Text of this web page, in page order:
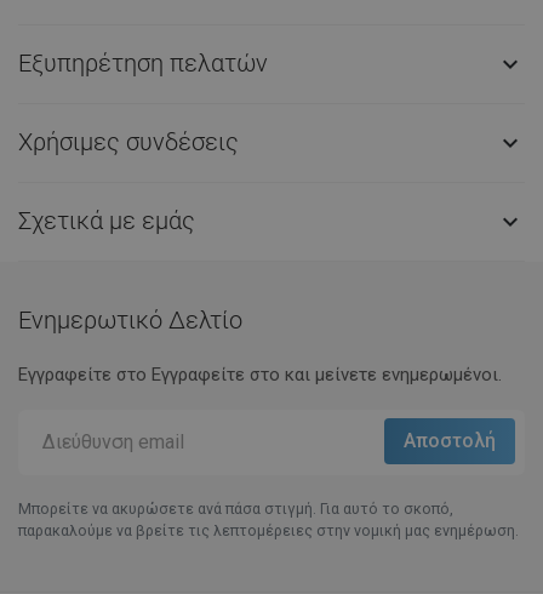
Εξυπηρέτηση πελατών 
Χρήσιμες συνδέσεις 
Σχετικά με εμάς 
Ενημερωτικό Δελτίο
Εγγραφείτε στο Eγγραφείτε στο και μείνετε ενημερωμένοι.
Μπορείτε να ακυρώσετε ανά πάσα στιγμή. Για αυτό το σκοπό,
παρακαλούμε να βρείτε τις λεπτομέρειες στην νομική μας ενημέρωση.